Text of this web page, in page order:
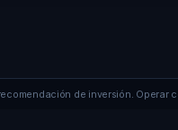
de inversión. Operar